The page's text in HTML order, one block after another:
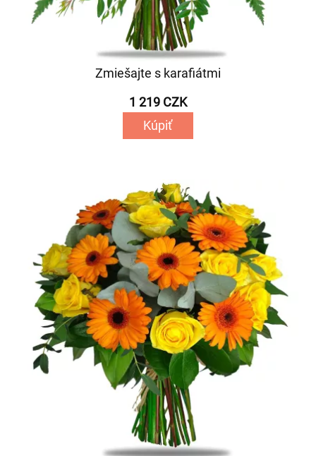
Zmiešajte s karafiátmi
1 219 CZK
Kúpiť